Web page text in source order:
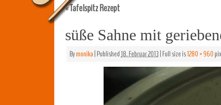
«Tafelspitz Rezept
süße Sahne mit
Bymonika|Published18. Februar 2013|Full size is1280 × 960